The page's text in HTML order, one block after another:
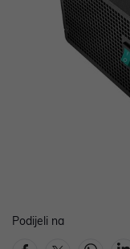
Podijeli na